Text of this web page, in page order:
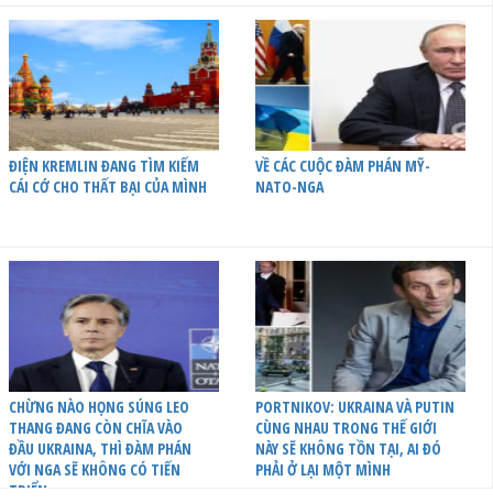
ĐIỆN KREMLIN ĐANG TÌM KIẾM
CÁI CỚ CHO THẤT BẠI CỦA MÌNH
VỀ CÁC CUỘC ĐÀM PHÁN MỸ-
NATO-NGA
CHỪNG NÀO HỌNG SÚNG LEO
THANG ĐANG CÒN CHĨA VÀO
ĐẦU UKRAINA, THÌ ĐÀM PHÁN
VỚI NGA SẼ KHÔNG CÓ TIẾN
TRIỂN
PORTNIKOV: UKRAINA VÀ PUTIN
CÙNG NHAU TRONG THẾ GIỚI
NÀY SẼ KHÔNG TỒN TẠI, AI ĐÓ
PHẢI Ở LẠI MỘT MÌNH